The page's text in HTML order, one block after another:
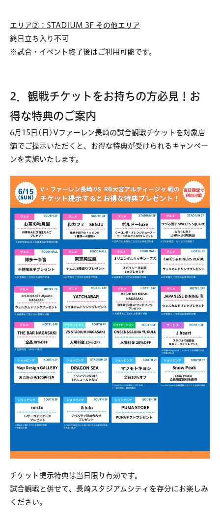
エリア②：STADIUM 3F その他エリア
終日立ち入り不可
※試合・イベント終了後はご利用可能です。
2 ．観戦チケットをお持ちの方必見！お
得な特典のご案内
6月15日(日)Vファーレン長崎の試合観戦チケットを対象店
舗でご提示いただくと、お得な特典が受けられるキャンペー
ンを実施いたします。
チケット提示特典は当日限り有効です。
試合観戦と併せて、長崎スタジアムシティを存分にお楽しみ
ください。